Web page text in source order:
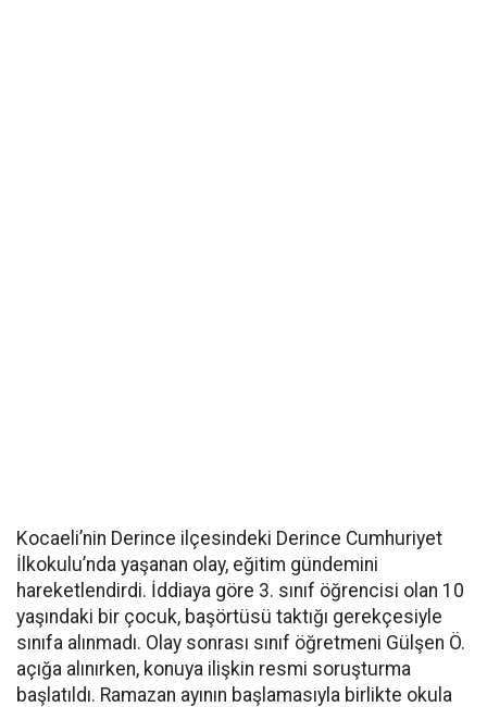
Kocaeli’nin Derince ilçesindeki Derince Cumhuriyet
İlkokulu’nda yaşanan olay, eğitim gündemini
hareketlendirdi. İddiaya göre 3. sınıf öğrencisi olan 10
yaşındaki bir çocuk, başörtüsü taktığı gerekçesiyle
sınıfa alınmadı. Olay sonrası sınıf öğretmeni Gülşen Ö.
açığa alınırken, konuya ilişkin resmi soruşturma
başlatıldı. Ramazan ayının başlamasıyla birlikte okula